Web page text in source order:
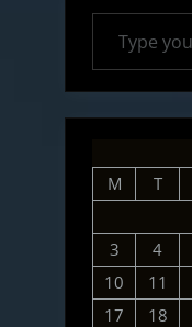
Type your email…
M
T
3
4
10
11
17
18